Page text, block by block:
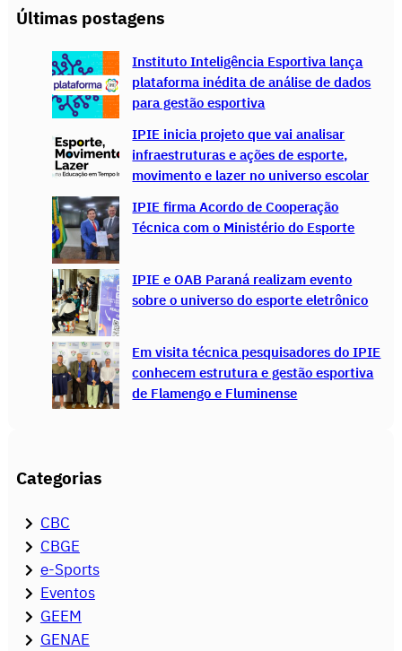
a
Últimas postagens
Instituto Inteligência Esportiva lança
plataforma inédita de análise de dados
para gestão esportiva
IPIE inicia projeto que vai analisar
infraestruturas e ações de esporte,
movimento e lazer no universo escolar
IPIE firma Acordo de Cooperação
Técnica com o Ministério do Esporte
IPIE e OAB Paraná realizam evento
sobre o universo do esporte eletrônico
Em visita técnica pesquisadores do IPIE
conhecem estrutura e gestão esportiva
de Flamengo e Fluminense
Categorias
CBC
CBGE
e-Sports
Eventos
GEEM
GENAE